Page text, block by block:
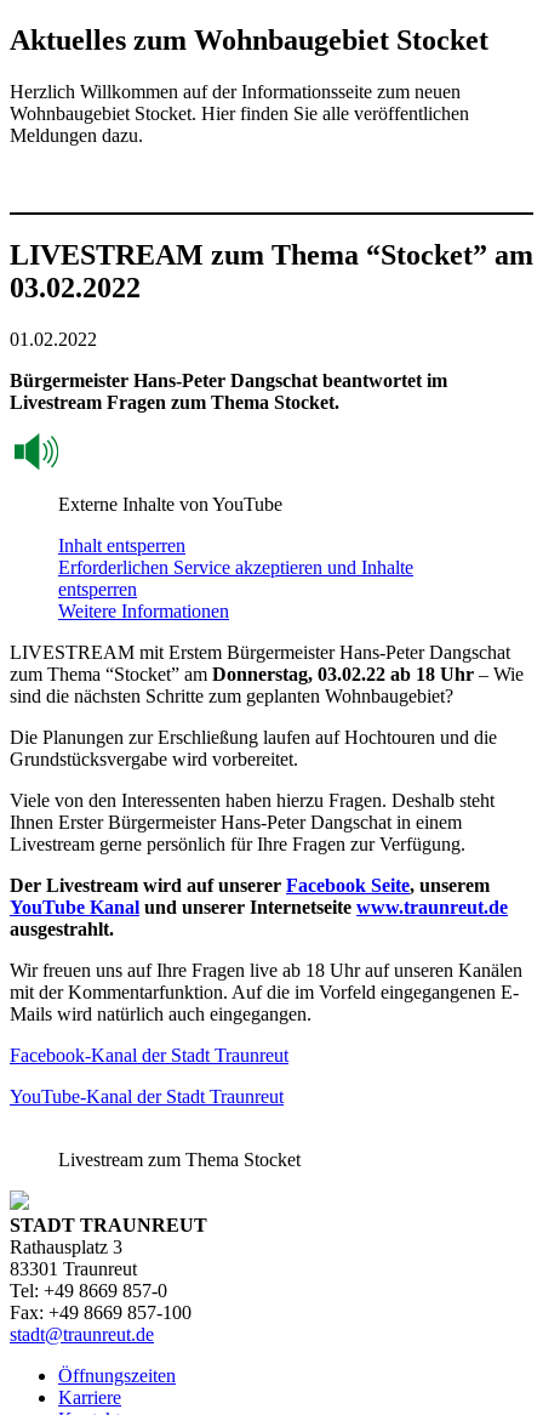
Aktuelles zum Wohnbaugebiet Stocket
Herzlich Willkommen auf der Informationsseite zum neuen
Wohnbaugebiet Stocket. Hier finden Sie alle veröffentlichen
Meldungen dazu.
LIVESTREAM zum Thema “Stocket” am
03.02.2022
01.02.2022
Bürgermeister Hans-Peter Dangschat beantwortet im
Livestream Fragen zum Thema Stocket.
Externe Inhalte von YouTube
Inhalt entsperren
Erforderlichen Service akzeptieren und Inhalte
entsperren
Weitere Informationen
LIVESTREAM mit Erstem Bürgermeister Hans-Peter Dangschat
zum Thema “Stocket” am Donnerstag, 03.02.22 ab 18 Uhr – Wie
sind die nächsten Schritte zum geplanten Wohnbaugebiet?
Die Planungen zur Erschließung laufen auf Hochtouren und die
Grundstücksvergabe wird vorbereitet.
Viele von den Interessenten haben hierzu Fragen. Deshalb steht
Ihnen Erster Bürgermeister Hans-Peter Dangschat in einem
Livestream gerne persönlich für Ihre Fragen zur Verfügung.
Der Livestream wird auf unserer Facebook Seite, unserem
YouTube Kanal und unserer Internetseite www.traunreut.de
ausgestrahlt.
Wir freuen uns auf Ihre Fragen live ab 18 Uhr auf unseren Kanälen
mit der Kommentarfunktion. Auf die im Vorfeld eingegangenen E-
Mails wird natürlich auch eingegangen.
Facebook-Kanal der Stadt Traunreut
YouTube-Kanal der Stadt Traunreut
Livestream zum Thema Stocket
STADT TRAUNREUT
Rathausplatz 3
83301 Traunreut
Tel: +49 8669 857-0
Fax: +49 8669 857-100
stadt@traunreut.de
Öffnungszeiten
Karriere